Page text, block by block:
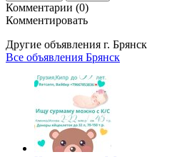
Комментарии (0)
Комментировать
Другие объявления г. Брянск
Все объявления Брянск